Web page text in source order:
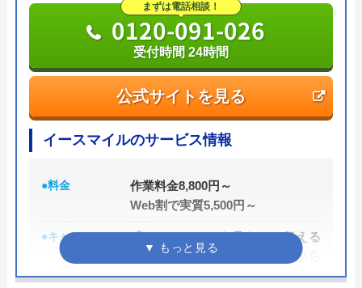
公式サイトを見る
まずは電話相談！
0120-091-026
受付時間 24時間
イースマイルのサービス情報
●料金
作業料金8,800円～
Web割で実質5,500円～
●キャンペーン
「ホームページを見た」と伝える
だけで、WEB割で作業料金から
3,000円割引！